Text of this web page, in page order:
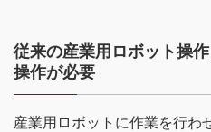
従来の産業用ロボット操
操作が必要
産業用ロボットに作業を行わ